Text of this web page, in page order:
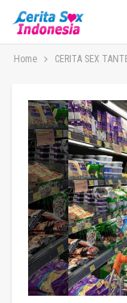
Home CERITA SEX